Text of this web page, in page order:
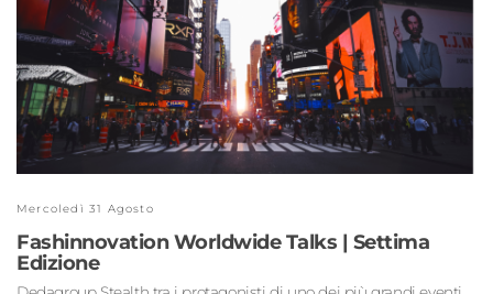
Mercoledì 31 Agosto
Fashinnovation Worldwide Talks | Settima
Edizione